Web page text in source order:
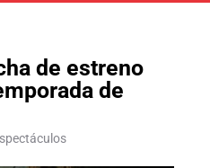
de estreno
de